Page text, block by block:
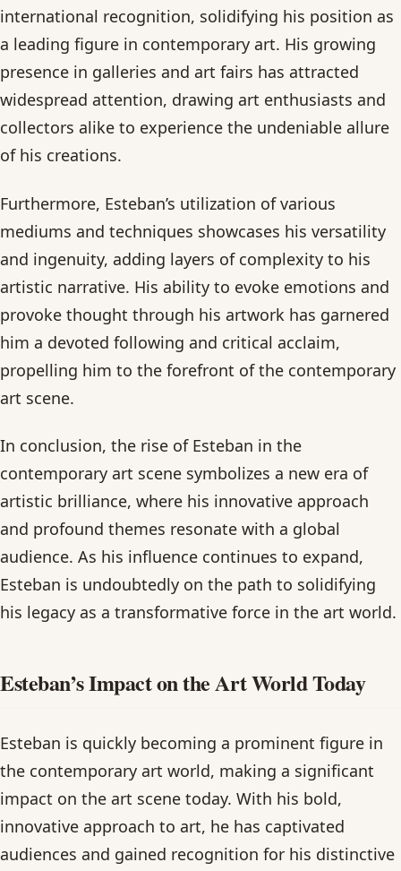
international recognition, solidifying his position as
a leading figure in contemporary art. His growing
presence in galleries and art fairs has attracted
widespread attention, drawing art enthusiasts and
collectors alike to experience the undeniable allure
of his creations.
Furthermore, Esteban’s utilization of various
mediums and techniques showcases his versatility
and ingenuity, adding layers of complexity to his
artistic narrative. His ability to evoke emotions and
provoke thought through his artwork has garnered
him a devoted following and critical acclaim,
propelling him to the forefront of the contemporary
art scene.
In conclusion, the rise of Esteban in the
contemporary art scene symbolizes a new era of
artistic brilliance, where his innovative approach
and profound themes resonate with a global
audience. As his influence continues to expand,
Esteban is undoubtedly on the path to solidifying
his legacy as a transformative force in the art world.
Esteban’s Impact on the Art World Today
Esteban is quickly becoming a prominent figure in
the contemporary art world, making a significant
impact on the art scene today. With his bold,
innovative approach to art, he has captivated
audiences and gained recognition for his distinctive